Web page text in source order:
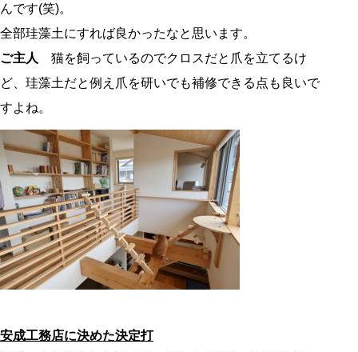
んです(笑)。
全部珪藻土にすれば良かったなと思います。
ご主人
猫を飼っているのでクロスだと爪を立てるけ
ど、珪藻土だと例え爪を研いでも補修できる点も良いで
すよね。
安成工務店に決めた決定打